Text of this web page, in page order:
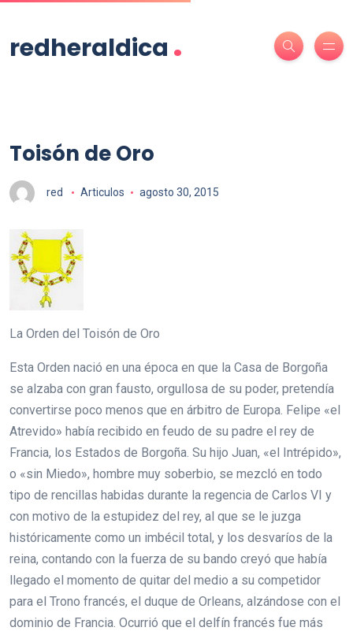
redheraldica .
Toisón de Oro
red Articulos agosto 30, 2015
La Orden del Toisón de Oro
Esta Orden nació en una época en que la Casa de Borgoña
se alzaba con gran fausto, orgullosa de su poder, pretendía
convertirse poco menos que en árbitro de Europa. Felipe «el
Atrevido» había recibido en feudo de su padre el rey de
Francia, los Estados de Borgoña. Su hijo Juan, «el Intrépido»,
o «sin Miedo», hombre muy soberbio, se mezcló en todo
tipo de rencillas habidas durante la regencia de Carlos VI y
con motivo de la estupidez del rey, al que se le juzga
históricamente como un imbécil total, y los desvaríos de la
reina, contando con la fuerza de su bando creyó que había
llegado el momento de quitar del medio a su competidor
para el Trono francés, el duque de Orleans, alzándose con el
dominio de Francia. Ocurrió que el delfín francés fue más